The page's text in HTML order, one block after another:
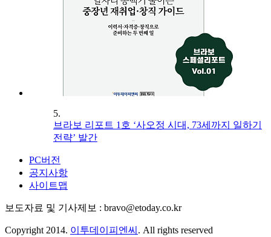
5.
브라보 리포트 1호 ‘사오정 시대, 73세까지 일하기
전략’ 발간
PC버전
공지사항
사이트맵
보도자료 및 기사제보 : bravo@etoday.co.kr
Copyright 2014. 이투데이피엔씨 . All rights reserved